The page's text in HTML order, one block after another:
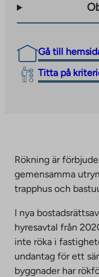
Gå till
Titta på
The
link
external
site.
Link
in
a
new
tab
Rökning är
gemensamma
trapphus och
I nya
hyresavtal från
inte röka i
undantag för ett
byggnader har